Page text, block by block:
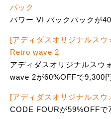
パック
パワー VI バックパックが
[アディダスオリジナルス
Retro wave 2
アディダスオリジナルスウ
wave 2が60%OFFで9,300
[アディダスオリジナルス
CODE FOURが59%OFFで